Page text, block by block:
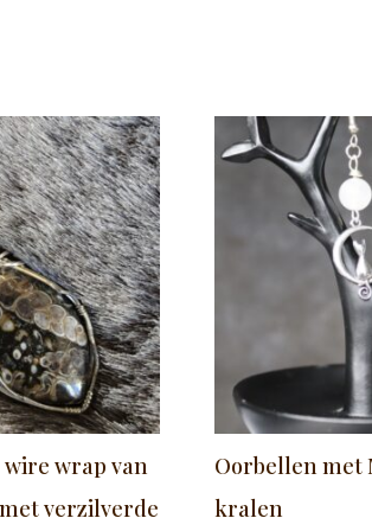
wrap van
verzilverde
Oorbellen met
kralen